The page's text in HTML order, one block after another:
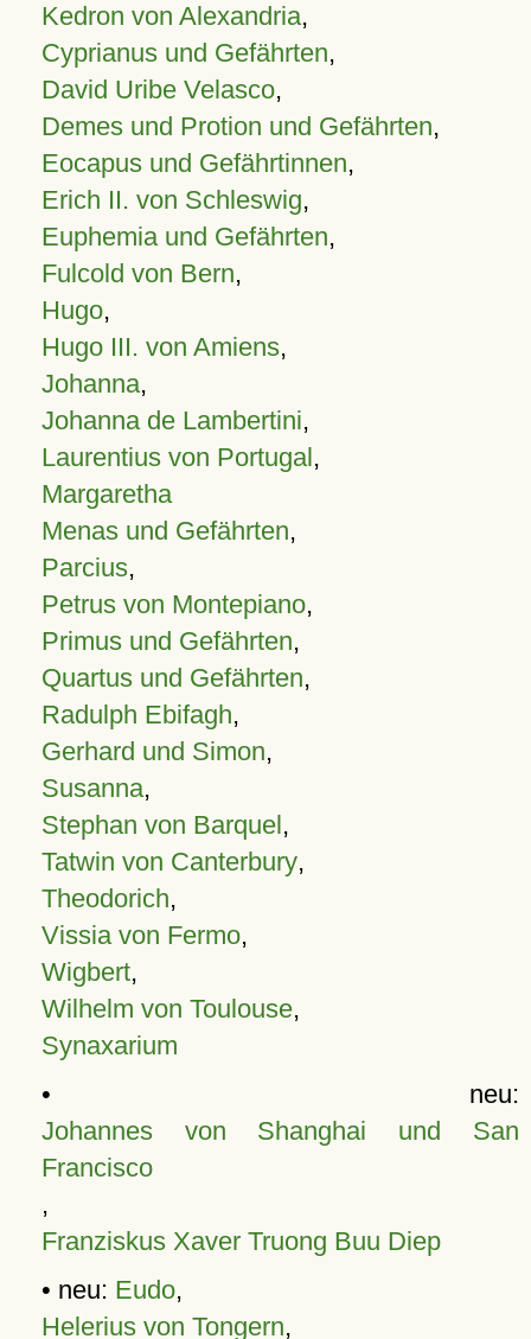
Kedron von Alexandria,
Cyprianus und Gefährten,
David Uribe Velasco,
Demes und Protion und Gefährten,
Eocapus und Gefährtinnen,
Erich II. von Schleswig,
Euphemia und Gefährten,
Fulcold von Bern,
Hugo,
Hugo III. von Amiens,
Johanna,
Johanna de Lambertini,
Laurentius von Portugal,
Margaretha
Menas und Gefährten,
Parcius,
Petrus von Montepiano,
Primus und Gefährten,
Quartus und Gefährten,
Radulph Ebifagh,
Gerhard und Simon,
Susanna,
Stephan von Barquel,
Tatwin von Canterbury,
Theodorich,
Vissia von Fermo,
Wigbert,
Wilhelm von Toulouse,
Synaxarium
• neu:
Johannes von Shanghai und San
Francisco
,
Franziskus Xaver Truong Buu Diep
• neu: Eudo,
Helerius von Tongern,